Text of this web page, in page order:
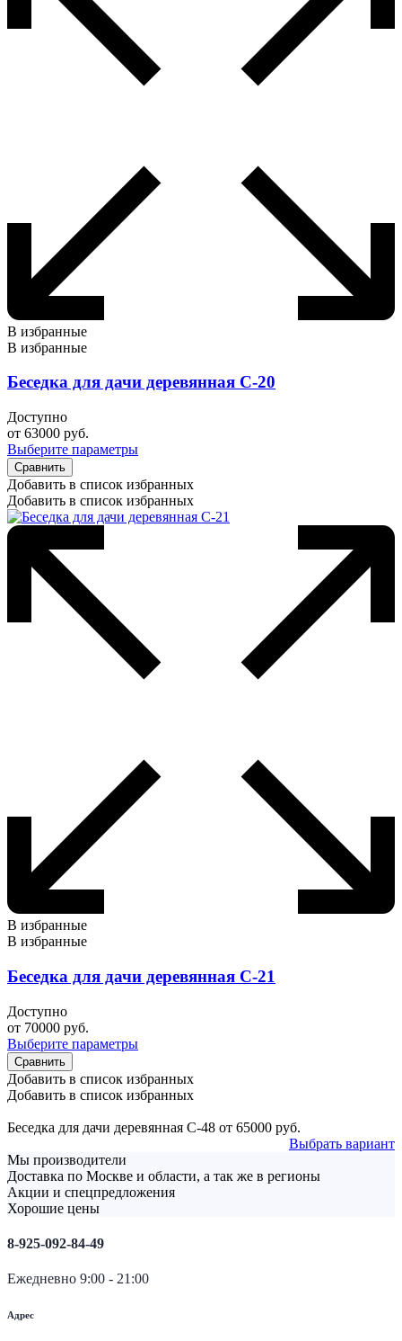
В избранные
В избранные
Беседка для дачи деревянная С-20
Доступно
от 63000 руб.
Выберите параметры
Сравнить
Добавить в список избранных
Добавить в список избранных
В избранные
В избранные
Беседка для дачи деревянная С-21
Доступно
от 70000 руб.
Выберите параметры
Сравнить
Добавить в список избранных
Добавить в список избранных
Беседка для дачи деревянная С-48 от 65000 руб.
Выбрать вариант
Мы производители
Доставка по Москве и области, а так же в регионы
Акции и спецпредложения
Хорошие цены
8-925-092-84-49
Ежедневно 9:00 - 21:00
Адрес